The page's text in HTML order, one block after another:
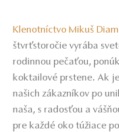
Klenotníctvo Mikuš
štvrťstoročie vyrába
rodinnou pečaťou,
koktailové prstene. Ak
našich zákazníkov po
naša, s radosťou a
pre každé oko túžiace